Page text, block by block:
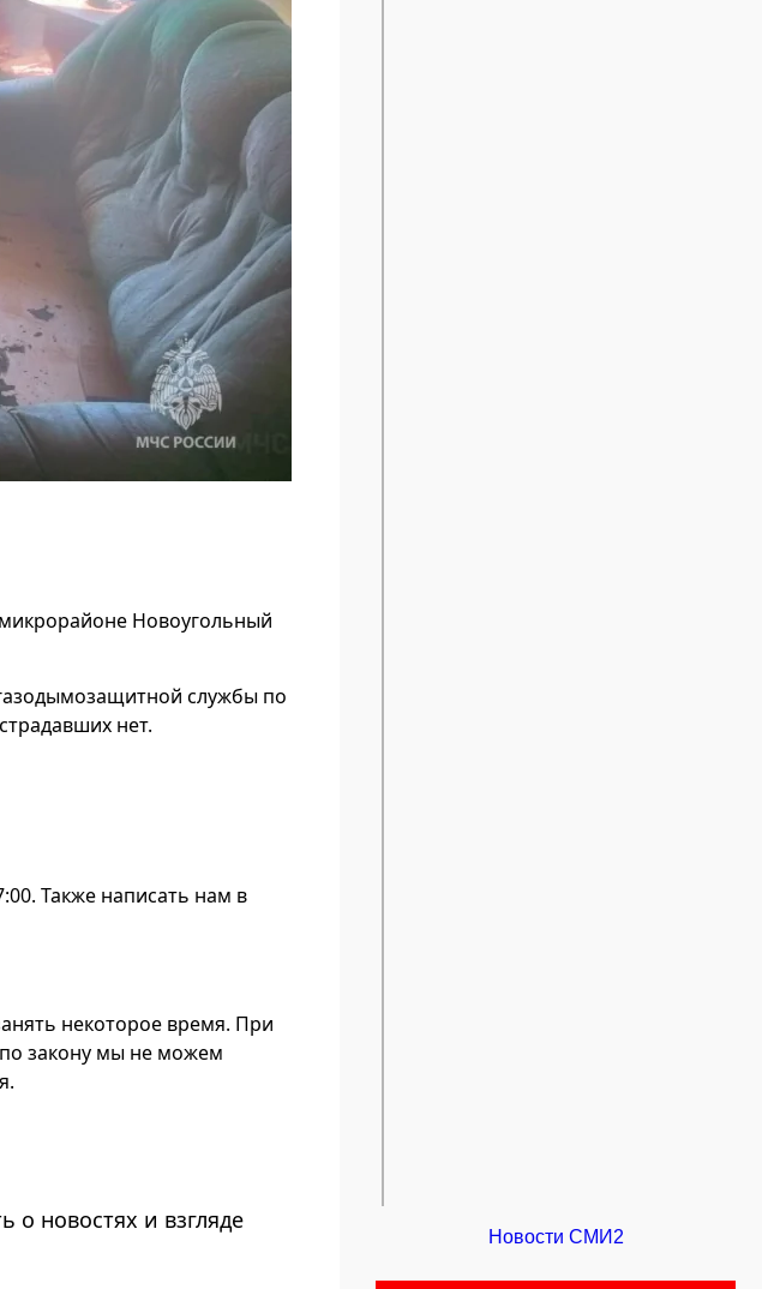
Новоугольный
службы по
нет.
Также написать нам в
некоторое время. При
закону мы не можем
о новостях и взгляде
Новости СМИ2